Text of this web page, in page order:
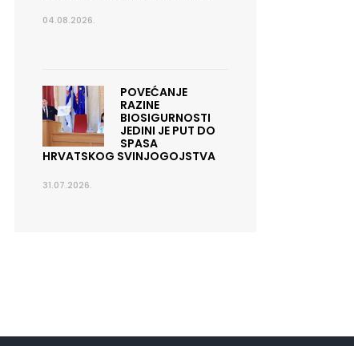
04.08.2026.
POVEĆANJE
RAZINE
BIOSIGURNOSTI
JEDINI JE PUT DO
SPASA
HRVATSKOG SVINJOGOJSTVA
31.07.2026.